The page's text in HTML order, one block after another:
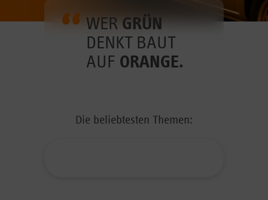
WERGRÜN
DENKT BAUT
AUF ORANGE.
Die beliebtesten Themen: